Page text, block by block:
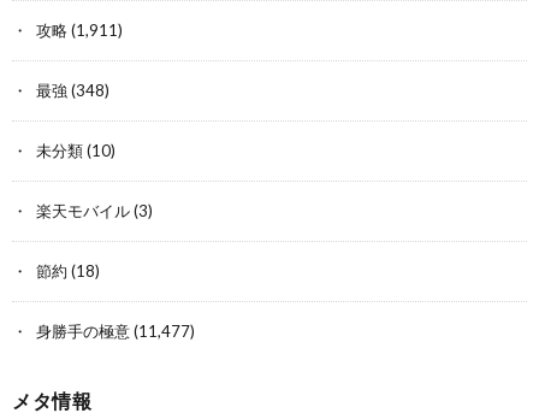
攻略(1,911)
最強 (348)
未分類(10)
楽天モバイル(3)
節約 (18)
身勝手の極意(11,477)
メタ情報